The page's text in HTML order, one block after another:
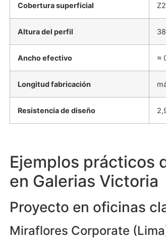
Cobertura superficial
Altura del perfil
Ancho efectivo ≈
Longitud fabricación
Resistencia de diseño
Ejemplos prácticos
en Galerias Victoria
Proyecto en oficinas
Miraflores Corporate